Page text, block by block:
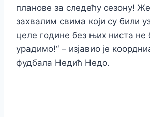
планове за следећу сезону!
захвалим свима који су били
целе године без њих ниста не
урадимо!“ – изјавио је
фудбала Недић Недо.